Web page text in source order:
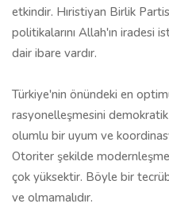
etkindir. Hıristiyan Birlik
politikalarını Allah'ın iradesi
dair ibare vardır.
Türkiye'nin önündeki en
rasyonelleşmesini
olumlu bir uyum ve
Otoriter şekilde
çok yüksektir. Böyle bir
ve olmamalıdır.